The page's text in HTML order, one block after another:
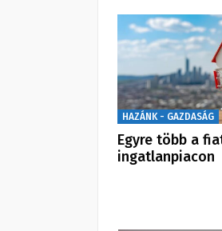
HAZÁNK - GAZDASÁG
Egyre több a
ingatlanpiacon